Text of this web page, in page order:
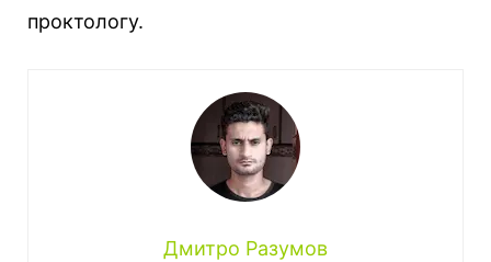
проктологу.
Дмитро Разумов